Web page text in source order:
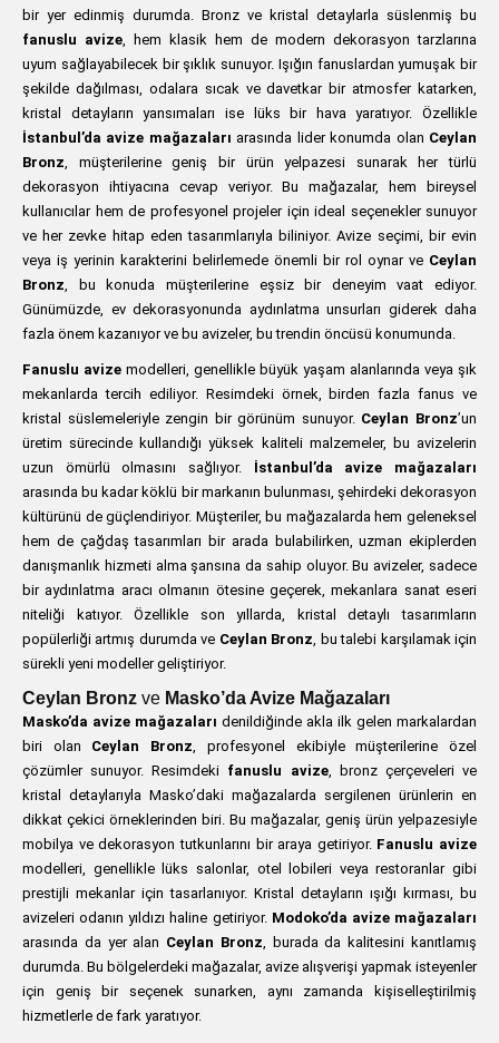
bir yer edinmiş durumda. Bronz ve kristal detaylarla süslenmiş bu
fanuslu avize, hem klasik hem de modern dekorasyon tarzlarına
uyum sağlayabilecek bir şıklık sunuyor. Işığın fanuslardan yumuşak bir
şekilde dağılması, odalara sıcak ve davetkar bir atmosfer katarken,
kristal detayların yansımaları ise lüks bir hava yaratıyor. Özellikle
İstanbul’da avize mağazaları arasında lider konumda olan Ceylan
Bronz, müşterilerine geniş bir ürün yelpazesi sunarak her türlü
dekorasyon ihtiyacına cevap veriyor. Bu mağazalar, hem bireysel
kullanıcılar hem de profesyonel projeler için ideal seçenekler sunuyor
ve her zevke hitap eden tasarımlarıyla biliniyor. Avize seçimi, bir evin
veya iş yerinin karakterini belirlemede önemli bir rol oynar ve Ceylan
Bronz, bu konuda müşterilerine eşsiz bir deneyim vaat ediyor.
Günümüzde, ev dekorasyonunda aydınlatma unsurları giderek daha
fazla önem kazanıyor ve bu avizeler, bu trendin öncüsü konumunda.
Fanuslu avize modelleri, genellikle büyük yaşam alanlarında veya şık
mekanlarda tercih ediliyor. Resimdeki örnek, birden fazla fanus ve
kristal süslemeleriyle zengin bir görünüm sunuyor. Ceylan Bronz’un
üretim sürecinde kullandığı yüksek kaliteli malzemeler, bu avizelerin
uzun ömürlü olmasını sağlıyor. İstanbul’da avize mağazaları
arasında bu kadar köklü bir markanın bulunması, şehirdeki dekorasyon
kültürünü de güçlendiriyor. Müşteriler, bu mağazalarda hem geleneksel
hem de çağdaş tasarımları bir arada bulabilirken, uzman ekiplerden
danışmanlık hizmeti alma şansına da sahip oluyor. Bu avizeler, sadece
bir aydınlatma aracı olmanın ötesine geçerek, mekanlara sanat eseri
niteliği katıyor. Özellikle son yıllarda, kristal detaylı tasarımların
popülerliği artmış durumda ve Ceylan Bronz, bu talebi karşılamak için
sürekli yeni modeller geliştiriyor.
Ceylan Bronz ve Masko’da Avize Mağazaları
Masko’da avize mağazaları denildiğinde akla ilk gelen markalardan
biri olan Ceylan Bronz, profesyonel ekibiyle müşterilerine özel
çözümler sunuyor. Resimdeki fanuslu avize, bronz çerçeveleri ve
kristal detaylarıyla Masko’daki mağazalarda sergilenen ürünlerin en
dikkat çekici örneklerinden biri. Bu mağazalar, geniş ürün yelpazesiyle
mobilya ve dekorasyon tutkunlarını bir araya getiriyor. Fanuslu avize
modelleri, genellikle lüks salonlar, otel lobileri veya restoranlar gibi
prestijli mekanlar için tasarlanıyor. Kristal detayların ışığı kırması, bu
avizeleri odanın yıldızı haline getiriyor. Modoko’da avize mağazaları
arasında da yer alan Ceylan Bronz, burada da kalitesini kanıtlamış
durumda. Bu bölgelerdeki mağazalar, avize alışverişi yapmak isteyenler
için geniş bir seçenek sunarken, aynı zamanda kişiselleştirilmiş
hizmetlerle de fark yaratıyor.